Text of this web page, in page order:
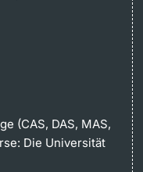
(CAS, DAS, MAS,
Die Universität